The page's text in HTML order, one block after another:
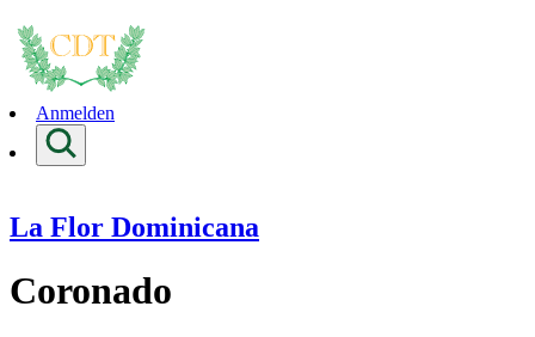
Anmelden
La Flor Dominicana
Coronado